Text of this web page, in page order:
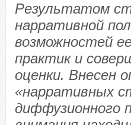
Результатом
нарративной
возможностей
практик и
оценки. Внесен
«нарративных
диффузионного